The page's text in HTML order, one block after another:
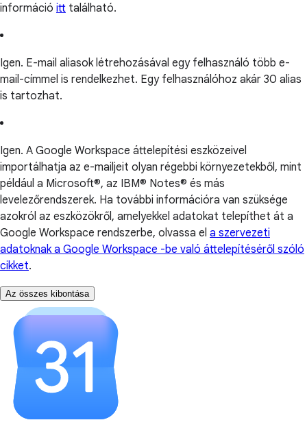
információ itt található.
Igen. E-mail aliasok létrehozásával egy felhasználó több e-
mail-címmel is rendelkezhet. Egy felhasználóhoz akár 30 alias
is tartozhat.
Igen. A Google Workspace áttelepítési eszközeivel
importálhatja az e-mailjeit olyan régebbi környezetekből, mint
például a Microsoft®, az IBM® Notes® és más
levelezőrendszerek. Ha további információra van szüksége
azokról az eszközökről, amelyekkel adatokat telepíthet át a
Google Workspace rendszerbe, olvassa el a szervezeti
adatoknak a Google Workspace -be való áttelepítéséről szóló
cikket.
Az összes kibontása